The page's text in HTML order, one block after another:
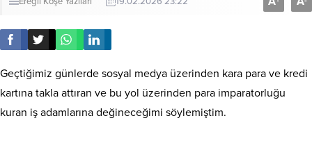
Geçtiğimiz günlerde sosyal medya üzerinden kara para ve kredi
kartına takla attıran ve bu yol üzerinden para imparatorluğu
kuran iş adamlarına değineceğimi söylemiştim.